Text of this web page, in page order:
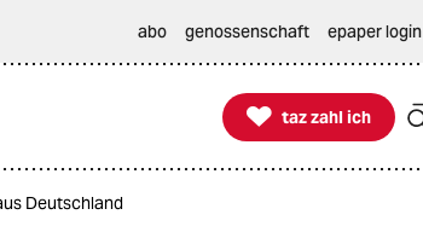
abo genossenschaft epaper login

taz zahl ich
taz zahl ich
Deutschland